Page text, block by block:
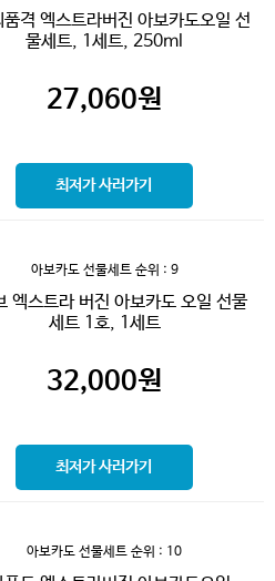
품격 엑스트라버진 아보카도오일 선
물세트, 1세트, 250ml
27,060원
최저가 사러가기
아보카도 선물세트순위 : 9
엑스트라 버진 아보카도 오일 선물
세트 1호, 1세트
32,000원
최저가 사러가기
아보카도 선물세트 순위 : 10